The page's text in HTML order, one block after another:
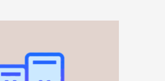
для повышения интереса и